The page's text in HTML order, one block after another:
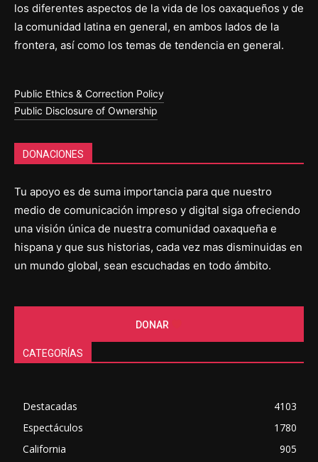
los diferentes aspectos de la vida de los oaxaqueños y de
la comunidad latina en general, en ambos lados de la
frontera, así como los temas de tendencia en general.
Public Ethics & Correction Policy
Public Disclosure of Ownership
DONACIONES
Tu apoyo es de suma importancia para que nuestro
medio de comunicación impreso y digital siga ofreciendo
una visión única de nuestra comunidad oaxaqueña e
hispana y que sus historias, cada vez mas disminuidas en
un mundo global, sean escuchadas en todo ámbito.
DONAR
CATEGORÍAS
Destacadas
4103
Espectáculos
1780
California
905